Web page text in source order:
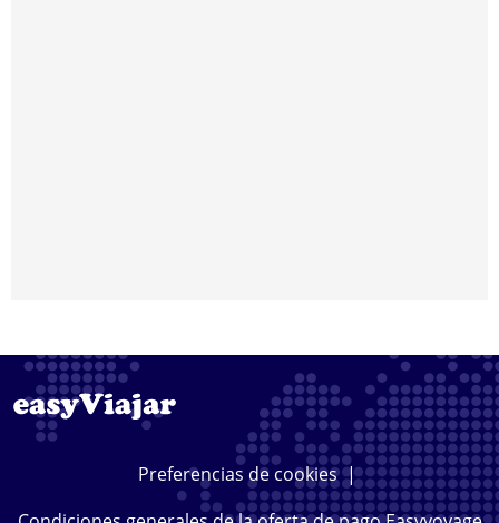
Preferencias de cookies|